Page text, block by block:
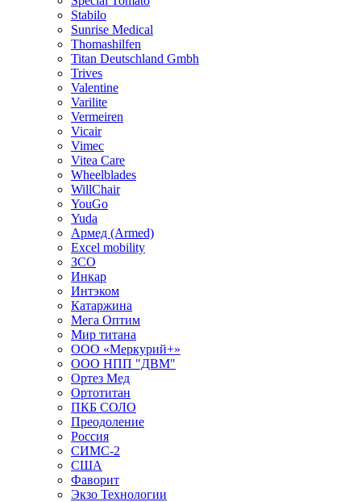
Stabilo
Sunrise Medical
Thomashilfen
Titan Deutschland Gmbh
Trives
Valentine
Varilite
Vermeiren
Vicair
Vimec
Vitea Care
Wheelblades
WillChair
YouGo
Yuda
Армед (Armed)
Еxcel mobility
ЗСО
Инкар
Интэком
Катаржина
Мега Оптим
Мир титана
ООО «Меркурий+»
ООО НПП "ДВМ"
Ортез Мед
Ортотитан
ПКБ СОЛО
Преодоление
Россия
СИМС-2
США
Фаворит
Экзо Технологии